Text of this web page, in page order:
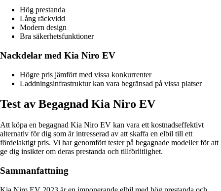
Hög prestanda
Lång räckvidd
Modern design
Bra säkerhetsfunktioner
Nackdelar med Kia Niro EV
Högre pris jämfört med vissa konkurrenter
Laddningsinfrastruktur kan vara begränsad på vissa platser
Test av Begagnad Kia Niro EV
Att köpa en begagnad Kia Niro EV kan vara ett kostnadseffektivt
alternativ för dig som är intresserad av att skaffa en elbil till ett
fördelaktigt pris. Vi har genomfört tester på begagnade modeller för att
ge dig insikter om deras prestanda och tillförlitlighet.
Sammanfattning